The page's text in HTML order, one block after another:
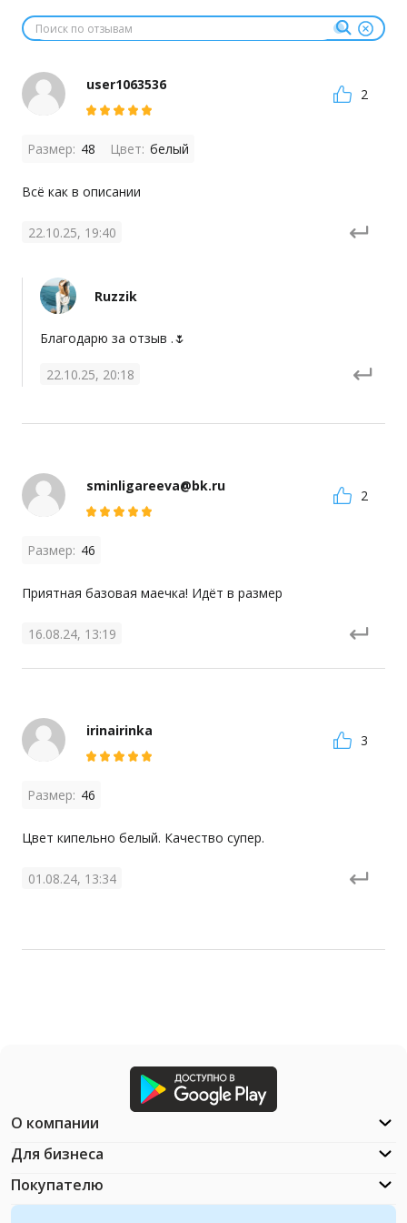
user1063536
2
Размер: 48 Цвет: белый
Всё как в описании
22.10.25, 19:40
Ruzzik
Благодарю за отзыв .🌷
22.10.25, 20:18
sminligareeva@bk.ru
2
Размер: 46
Приятная базовая маечка! Идёт в размер
16.08.24, 13:19
irinairinka
3
Размер: 46
Цвет кипельно белый. Качество супер.
01.08.24, 13:34
О компании
Для бизнеса
Покупателю